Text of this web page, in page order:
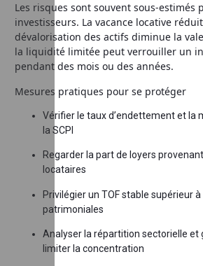
Les risques sont souvent sous-estimés
investisseurs. La vacance locative
dévalorisation des actifs diminue la
la liquidité limitée peut verrouiller un
pendant des mois ou des années.
Mesures pratiques pour se protéger
Vérifier le taux d’endettement et la
la SCPI
Regarder la part de loyers
locataires
Privilégier un TOF stable supérieur à
patrimoniales
Analyser la répartition sectorielle et
limiter la concentration